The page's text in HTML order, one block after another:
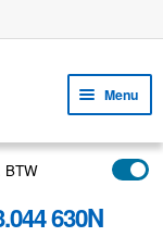
Menu
BTW
630N